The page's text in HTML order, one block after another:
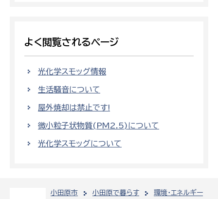
小田原市 小田原で暮らす
環境・エネルギー
よく閲覧されるページ
光化学スモッグ情報
生活騒音について
屋外焼却は禁止です!
微小粒子状物質(PM2.5)について
光化学スモッグについて